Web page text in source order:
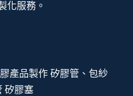
化服務。
產品製作 矽膠管、包紗
矽膠塞